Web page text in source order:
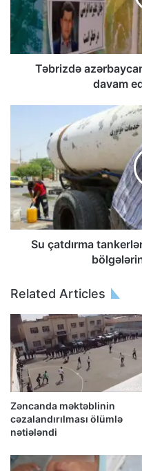
Təbrizdə
davam
Su çatdırma
Related Articles
Zəncanda məktəblinin
cəzalandırılması ölümlə
nətiələndi